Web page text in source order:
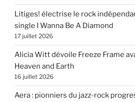
Litiges! électrise le rock
single I Wanna Be A Diamond
17 juillet 2026
Alicia Witt dévoile Freeze Frame
Heaven and Earth
16 juillet 2026
Aera : pionniers du jazz-rock